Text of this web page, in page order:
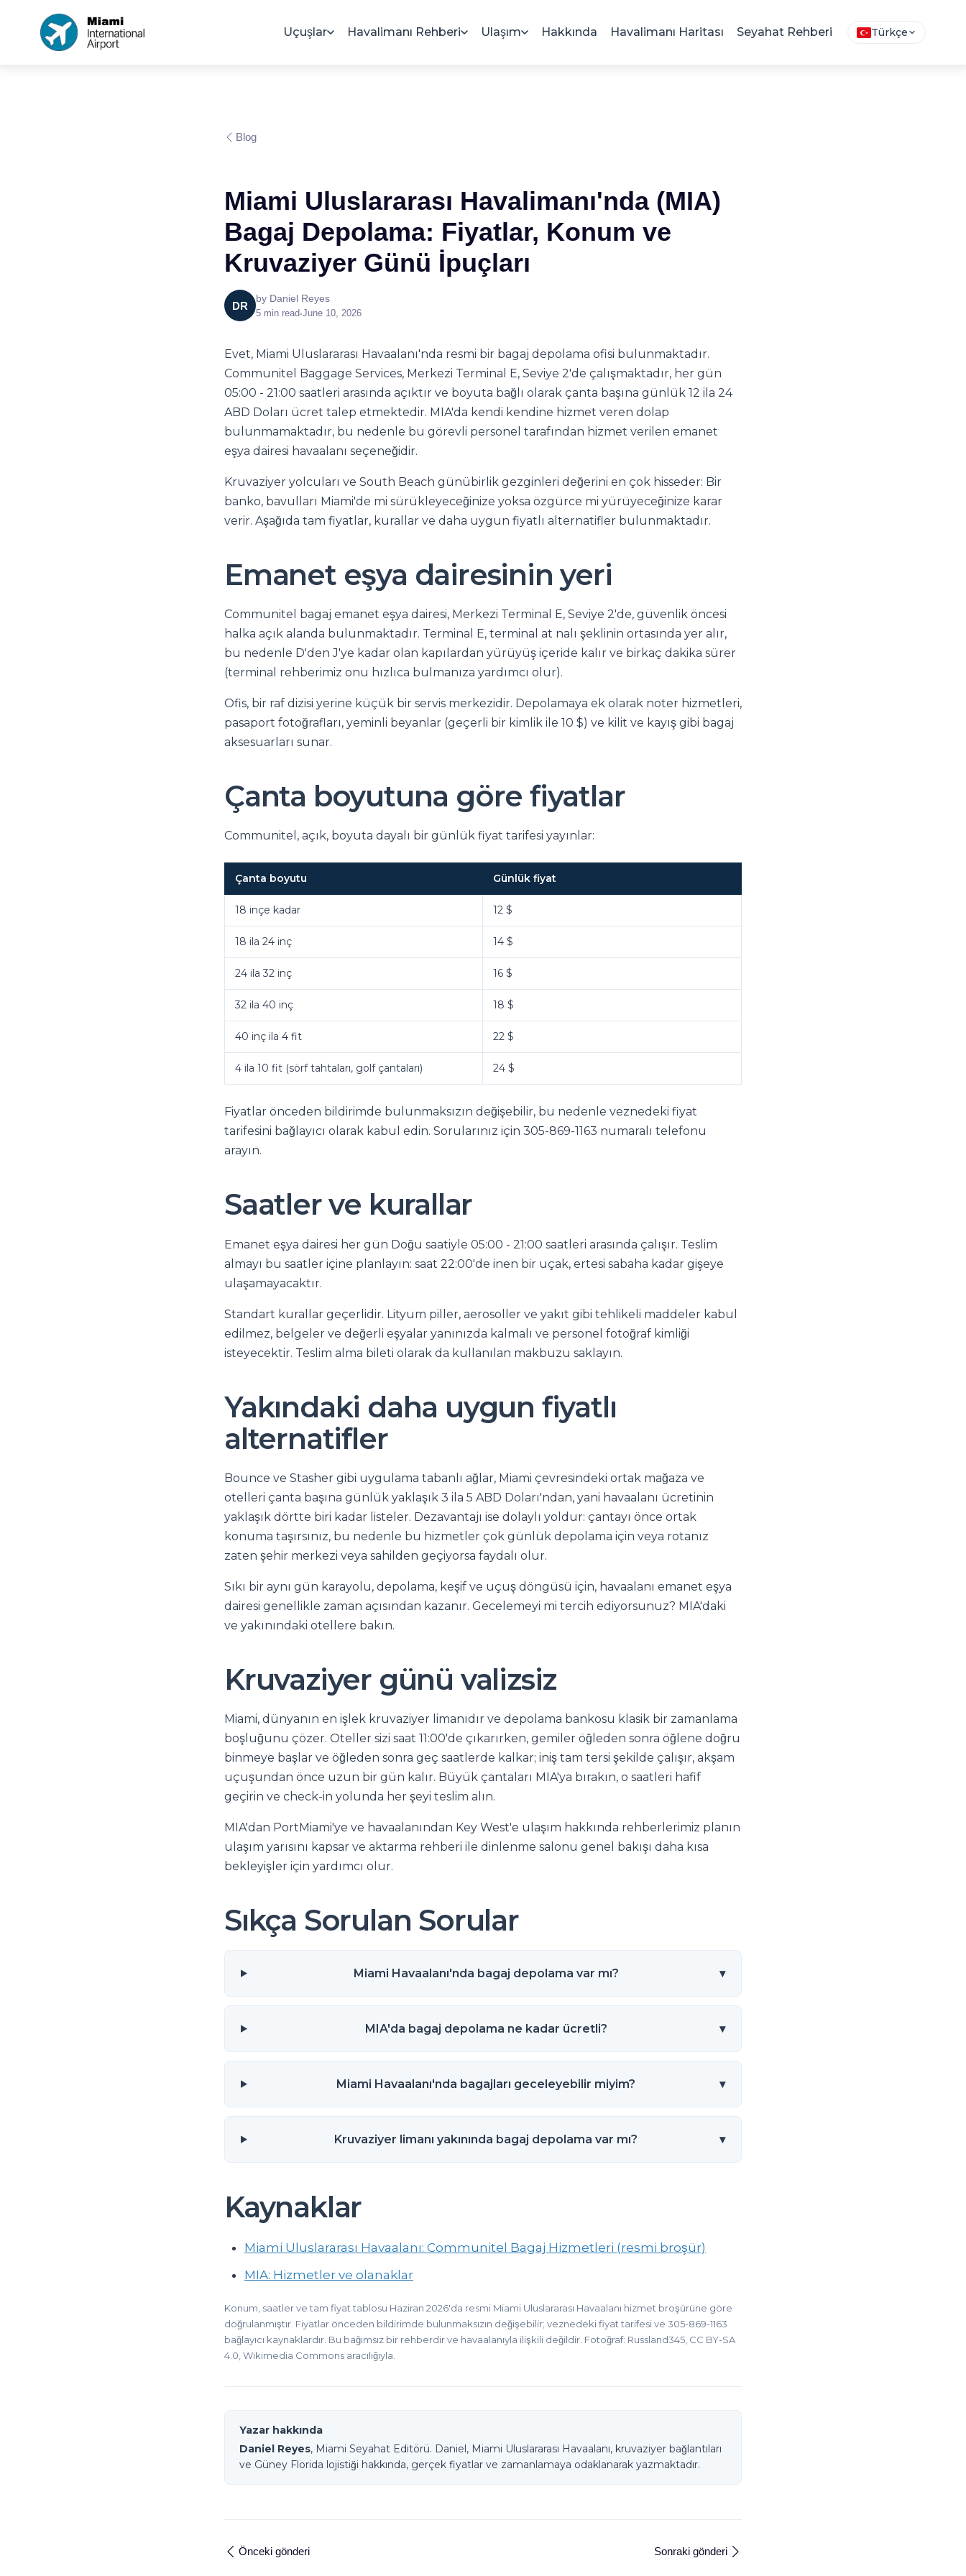
Uçuşlar Havalimanı Rehberi Ulaşım Hakkında Havalimanı Haritası Seyahat Rehberi Türkçe
Blog
Miami Uluslararası Havalimanı'nda (MIA)
Bagaj Depolama: Fiyatlar, Konum ve
Kruvaziyer Günü İpuçları
DR
by Daniel Reyes
5 min read•June 10, 2026
Evet, Miami Uluslararası Havaalanı'nda resmi bir bagaj depolama ofisi bulunmaktadır.
Communitel Baggage Services, Merkezi Terminal E, Seviye 2'de çalışmaktadır, her gün
05:00 - 21:00 saatleri arasında açıktır ve boyuta bağlı olarak çanta başına günlük 12 ila 24
ABD Doları ücret talep etmektedir. MIA'da kendi kendine hizmet veren dolap
bulunmamaktadır, bu nedenle bu görevli personel tarafından hizmet verilen emanet
eşya dairesi havaalanı seçeneğidir.
Kruvaziyer yolcuları ve South Beach günübirlik gezginleri değerini en çok hisseder: Bir
banko, bavulları Miami'de mi sürükleyeceğinize yoksa özgürce mi yürüyeceğinize karar
verir. Aşağıda tam fiyatlar, kurallar ve daha uygun fiyatlı alternatifler bulunmaktadır.
Emanet eşya dairesinin yeri
Communitel bagaj emanet eşya dairesi, Merkezi Terminal E, Seviye 2'de, güvenlik öncesi
halka açık alanda bulunmaktadır. Terminal E, terminal at nalı şeklinin ortasında yer alır,
bu nedenle D'den J'ye kadar olan kapılardan yürüyüş içeride kalır ve birkaç dakika sürer
(terminal rehberimiz onu hızlıca bulmanıza yardımcı olur).
Ofis, bir raf dizisi yerine küçük bir servis merkezidir. Depolamaya ek olarak noter hizmetleri,
pasaport fotoğrafları, yeminli beyanlar (geçerli bir kimlik ile 10 $) ve kilit ve kayış gibi bagaj
aksesuarları sunar.
Çanta boyutuna göre fiyatlar
Communitel, açık, boyuta dayalı bir günlük fiyat tarifesi yayınlar:
Çanta boyutu Günlük fiyat
18 inçe kadar 12 $
18 ila 24 inç 14 $
24 ila 32 inç 16 $
32 ila 40 inç 18 $
40 inç ila 4 fit 22 $
4 ila 10 fit (sörf tahtaları, golf çantaları) 24 $
Fiyatlar önceden bildirimde bulunmaksızın değişebilir, bu nedenle veznedeki fiyat
tarifesini bağlayıcı olarak kabul edin. Sorularınız için 305-869-1163 numaralı telefonu
arayın.
Saatler ve kurallar
Emanet eşya dairesi her gün Doğu saatiyle 05:00 - 21:00 saatleri arasında çalışır. Teslim
almayı bu saatler içine planlayın: saat 22:00'de inen bir uçak, ertesi sabaha kadar gişeye
ulaşamayacaktır.
Standart kurallar geçerlidir. Lityum piller, aerosoller ve yakıt gibi tehlikeli maddeler kabul
edilmez, belgeler ve değerli eşyalar yanınızda kalmalı ve personel fotoğraf kimliği
isteyecektir. Teslim alma bileti olarak da kullanılan makbuzu saklayın.
Yakındaki daha uygun fiyatlı
alternatifler
Bounce ve Stasher gibi uygulama tabanlı ağlar, Miami çevresindeki ortak mağaza ve
otelleri çanta başına günlük yaklaşık 3 ila 5 ABD Doları'ndan, yani havaalanı ücretinin
yaklaşık dörtte biri kadar listeler. Dezavantajı ise dolaylı yoldur: çantayı önce ortak
konuma taşırsınız, bu nedenle bu hizmetler çok günlük depolama için veya rotanız
zaten şehir merkezi veya sahilden geçiyorsa faydalı olur.
Sıkı bir aynı gün karayolu, depolama, keşif ve uçuş döngüsü için, havaalanı emanet eşya
dairesi genellikle zaman açısından kazanır. Gecelemeyi mi tercih ediyorsunuz? MIA'daki
ve yakınındaki otellere bakın.
Kruvaziyer günü valizsiz
Miami, dünyanın en işlek kruvaziyer limanıdır ve depolama bankosu klasik bir zamanlama
boşluğunu çözer. Oteller sizi saat 11:00'de çıkarırken, gemiler öğleden sonra öğlene doğru
binmeye başlar ve öğleden sonra geç saatlerde kalkar; iniş tam tersi şekilde çalışır, akşam
uçuşundan önce uzun bir gün kalır. Büyük çantaları MIA'ya bırakın, o saatleri hafif
geçirin ve check-in yolunda her şeyi teslim alın.
MIA'dan PortMiami'ye ve havaalanından Key West'e ulaşım hakkında rehberlerimiz planın
ulaşım yarısını kapsar ve aktarma rehberi ile dinlenme salonu genel bakışı daha kısa
bekleyişler için yardımcı olur.
Sıkça Sorulan Sorular
Miami Havaalanı'nda bagaj depolama var mı? ▾
MIA'da bagaj depolama ne kadar ücretli? ▾
Miami Havaalanı'nda bagajları geceleyebilir miyim? ▾
Kruvaziyer limanı yakınında bagaj depolama var mı? ▾
Kaynaklar
Miami Uluslararası Havaalanı: Communitel Bagaj Hizmetleri (resmi broşür)
MIA: Hizmetler ve olanaklar
Konum, saatler ve tam fiyat tablosu Haziran 2026'da resmi Miami Uluslararası Havaalanı hizmet broşürüne göre
doğrulanmıştır. Fiyatlar önceden bildirimde bulunmaksızın değişebilir; veznedeki fiyat tarifesi ve 305-869-1163
bağlayıcı kaynaklardır. Bu bağımsız bir rehberdir ve havaalanıyla ilişkili değildir. Fotoğraf: Russland345, CC BY-SA
4.0, Wikimedia Commons aracılığıyla.
Yazar hakkında
Daniel Reyes, Miami Seyahat Editörü. Daniel, Miami Uluslararası Havaalanı, kruvaziyer bağlantıları
ve Güney Florida lojistiği hakkında, gerçek fiyatlar ve zamanlamaya odaklanarak yazmaktadır.
Önceki gönderi Sonraki gönderi